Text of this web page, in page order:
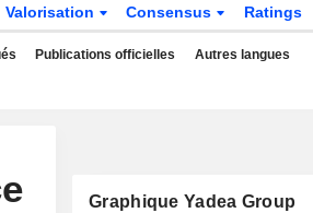
Valorisation Consensus Ratings
Publications officielles Autres langues
Graphique Yadea Group